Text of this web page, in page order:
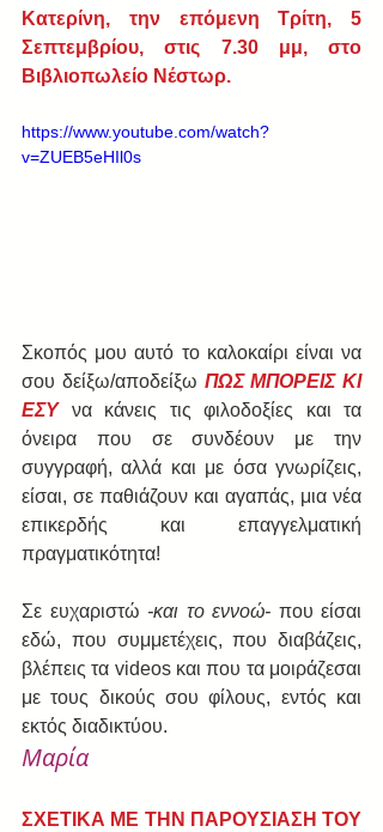
Κατερίνη, την επόμενη Τρίτη, 5
Σεπτεμβρίου, στις 7.30 μμ, στο
Βιβλιοπωλείο Νέστωρ.
https://www.youtube.com/watch?
v=ZUEB5eHIl0s
Σκοπός μου αυτό το καλοκαίρι είναι να
σου δείξω/αποδείξω ΠΩΣ ΜΠΟΡΕΙΣ ΚΙ
ΕΣΥ να κάνεις τις φιλοδοξίες και τα
όνειρα που σε συνδέουν με την
συγγραφή, αλλά και με όσα γνωρίζεις,
είσαι, σε παθιάζουν και αγαπάς, μια νέα
επικερδής και επαγγελματική
πραγματικότητα!
Σε ευχαριστώ -και το εννοώ- που είσαι
εδώ, που συμμετέχεις, που διαβάζεις,
βλέπεις τα videos και που τα μοιράζεσαι
με τους δικούς σου φίλους, εντός και
εκτός διαδικτύου.
Μαρία
ΣΧΕΤΙΚΑ ΜΕ ΤΗΝ ΠΑΡΟΥΣΙΑΣΗ ΤΟΥ